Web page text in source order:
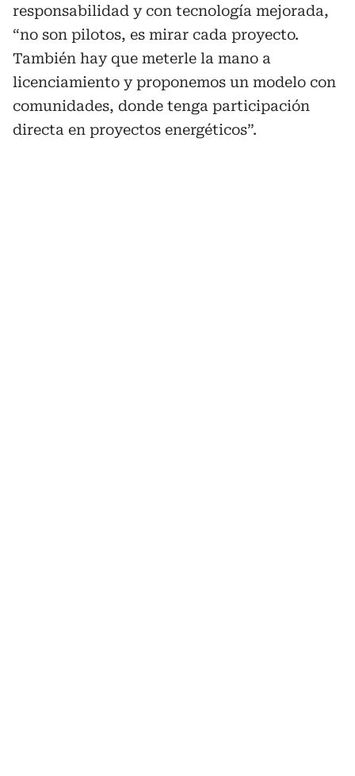
responsabilidad y con tecnología mejorada,
“no son pilotos, es mirar cada proyecto.
También hay que meterle la mano a
licenciamiento y proponemos un modelo con
comunidades, donde tenga participación
directa en proyectos energéticos”.